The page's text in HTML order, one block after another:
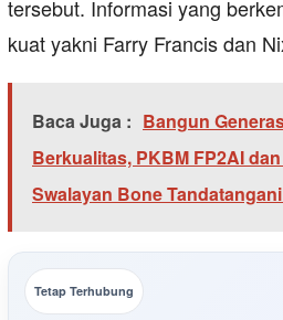
tersebut. Informasi yang
kuat yakni Farry Francis dan
Baca Juga : Bangun
Berkualitas, PKBM FP2AI
Swalayan Bone
Tetap Terhubung